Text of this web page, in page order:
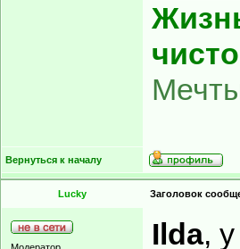
Вернуться к началу
Lucky Заголовок
Ilda,